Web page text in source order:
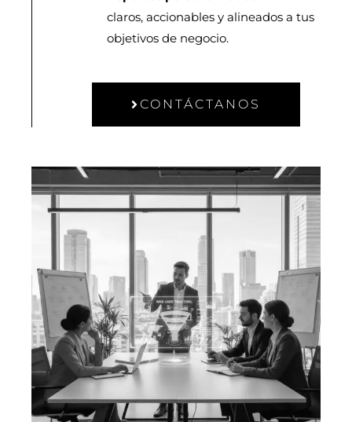
claros, accionables y alineados a tus
objetivos de negocio.
CONTÁCTANOS